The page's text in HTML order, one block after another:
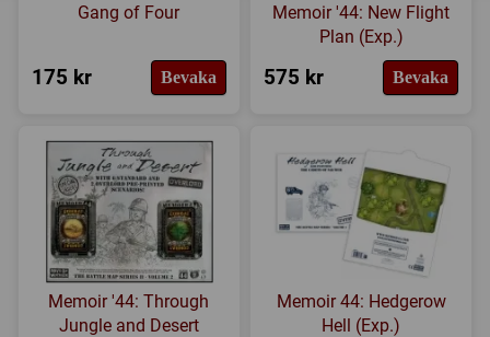
Gang of Four
175 kr Bevaka
Memoir '44: New Flight
Plan (Exp.)
575 kr Bevaka
Memoir '44: Through
Jungle and Desert
Memoir 44: Hedgerow
Hell (Exp.)